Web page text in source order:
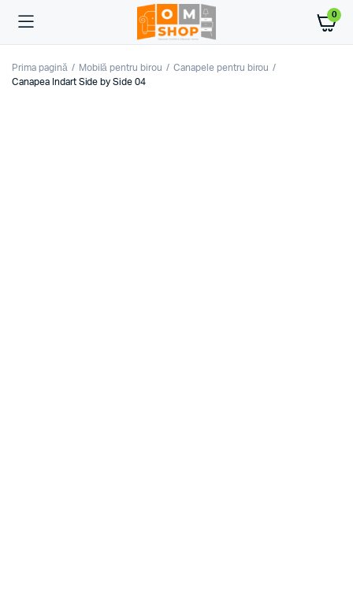
0
Prima pagină Mobilă pentru birou
Canapele pentru birou
Canapea Indart Side by Side 04